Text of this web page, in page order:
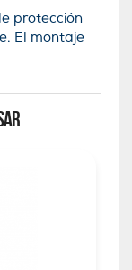
protección
El montaje